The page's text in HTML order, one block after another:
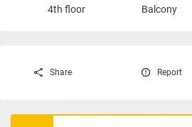
4th floor Balcony
Share Report